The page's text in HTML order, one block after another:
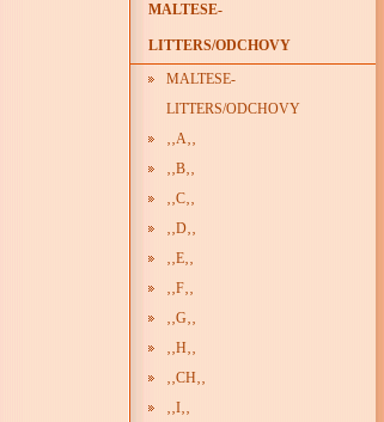
MALTESE-
LITTERS/ODCHOVY
MALTESE-
LITTERS/ODCHOVY
‚‚A‚‚
‚‚B‚‚
‚‚C‚‚
‚‚D‚‚
‚‚E‚‚
‚‚F‚‚
‚‚G‚‚
‚‚H‚‚
‚‚CH‚‚
‚‚I‚‚